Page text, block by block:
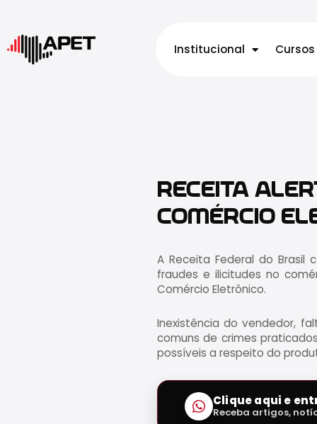
Institucional Cursos
RECEITA
COMÉRCIO
A Receita Federal do Brasil
fraudes e ilicitudes no
Comércio Eletrônico.
Inexistência do vendedor,
comuns de crimes
possíveis a respeito do
Clique aqui e
Receba artigos,